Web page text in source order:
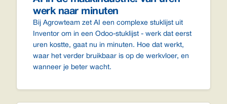
werk naar minuten
Bij Agrowteam zet AI een complexe stuklijst uit
Inventor om in een Odoo-stuklijst - werk dat eerst
uren kostte, gaat nu in minuten. Hoe dat werkt,
waar het verder bruikbaar is op de werkvloer, en
wanneer je beter wacht.